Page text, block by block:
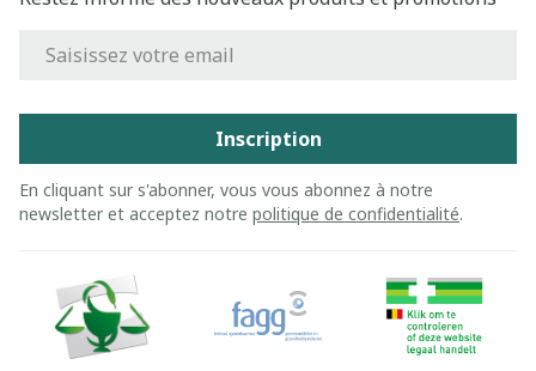
Inscription
En cliquant sur s'abonner, vous vous abonnez à notre
newsletter et acceptez notre politique de confidentialité.